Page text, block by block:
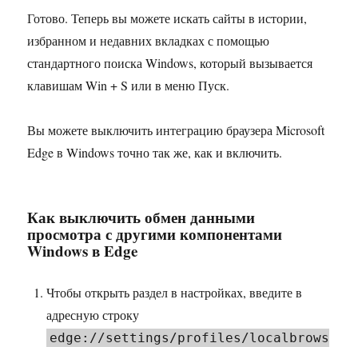
Готово. Теперь вы можете искать сайты в истории,
избранном и недавних вкладках с помощью
стандартного поиска Windows, который вызывается
клавишам Win + S или в меню Пуск.
Вы можете выключить интеграцию браузера Microsoft
Edge в Windows точно так же, как и включить.
Как выключить обмен данными
просмотра с другими компонентами
Windows в Edge
Чтобы открыть раздел в настройках, введите в
адресную строку
edge://settings/profiles/localbrows